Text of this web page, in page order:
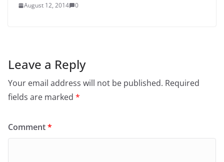
August 12, 2014 0
Leave a Reply
Your email address will not be published. Required
fields are marked *
Comment*